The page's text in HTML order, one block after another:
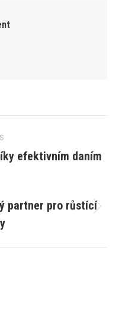
efektivním daním
partner pro růstící